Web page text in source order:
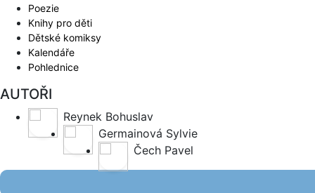
Poezie
Knihy pro děti
Dětské komiksy
Kalendáře
Pohlednice
AUTOŘI
Reynek Bohuslav
Germainová Sylvie
Čech Pavel